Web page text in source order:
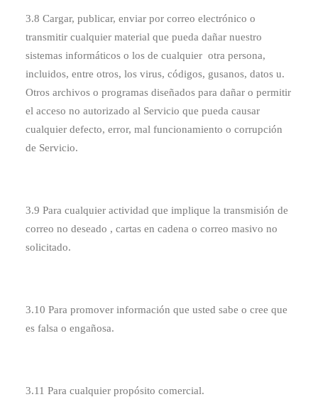
3.8 Cargar, publicar, enviar por correo electrónico o
transmitir cualquier material que pueda dañar nuestro
sistemas informáticos o los de cualquier otra persona,
incluidos, entre otros, los virus, códigos, gusanos, datos u.
Otros archivos o programas diseñados para dañar o permitir
el acceso no autorizado al Servicio que pueda causar
cualquier defecto, error, mal funcionamiento o corrupción
de Servicio.
3.9 Para cualquier actividad que implique la transmisión de
correo no deseado , cartas en cadena o correo masivo no
solicitado.
3.10 Para promover información que usted sabe o cree que
es falsa o engañosa.
3.11 Para cualquier propósito comercial.